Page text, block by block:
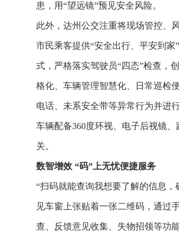
患，用“望远镜”预见安全风险。
此外，达州公交注重将现场管控、
市民乘客提供“安全出行、平安到
式，严格落实驾驶员“四态”检查，
格化、车辆管理智慧化、日常巡检
电话、未系安全带等异常行为并进
车辆配备360度环视、电子后视镜
关。
数智增效 “码”上无忧便捷服务
“扫码就能查询我想要了解的信息
见车窗上张贴着一张二维码，通过
查、反馈意见收集、失物招领等功